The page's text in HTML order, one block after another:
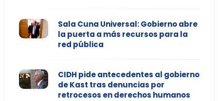
Sala Cuna Universal: Gobierno abre
la puerta a más recursos para la
red pública
CIDH pide antecedentes al gobierno
de Kast tras denuncias por
retrocesos en derechos humanos